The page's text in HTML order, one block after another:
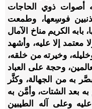
أصوات ذوي الحاجات
فوسِعها، وطمعت
الكريم مناخ الآمال
معتمد إلا عليه، وأشهد
وخيرته من خلقه،
وحجة على العباد
به من الجهالة، وكثَّر
به بعد الشتات، وأمَّن به
وعلى آله الطيبين